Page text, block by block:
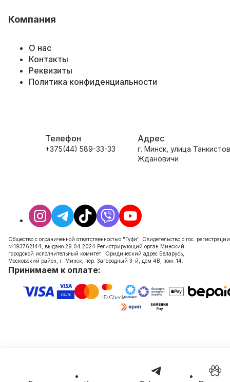
Компания
О нас
Контакты
Реквизиты
Политика конфиденциальности
Телефон
+375(44) 589-33-33
Адрес
г. Минск, улица
Ждановичи
Общество с ограниченной ответственностью "Гуфи". Свидетельство о гос. регистрации
№193762144, выдано 29.04.2024 Регистрирующий орган Минский
городской исполнительный комитет. Юридический адрес Беларусь,
Московский район, г. Минск, пер. Загородный 3-й, дом 4В, пом. 14.
Принимаем к оплате: